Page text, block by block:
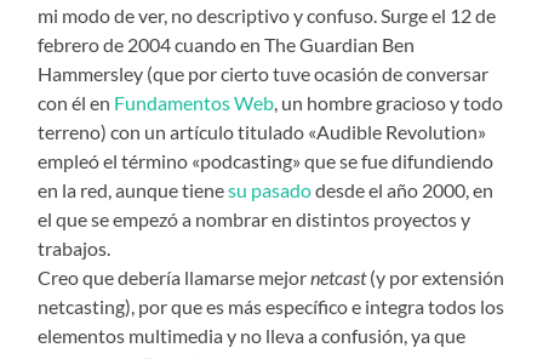
mi modo de ver, no descriptivo y confuso. Surge el 12 de
febrero de 2004 cuando en The Guardian Ben
Hammersley (que por cierto tuve ocasión de conversar
con él en Fundamentos Web, un hombre gracioso y todo
terreno) con un artículo titulado «Audible Revolution»
empleó el término «podcasting» que se fue difundiendo
en la red, aunque tienesu pasadodesde el año 2000, en
el que se empezó a nombrar en distintos proyectos y
trabajos.
Creo que debería llamarse mejornetcast(y por extensión
netcasting), por que es más específico e integra todos los
elementos multimedia y no lleva a confusión, ya que